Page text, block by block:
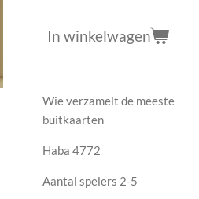
In winkelwagen
Wie verzamelt de meeste
buitkaarten
Haba 4772
Aantal spelers 2-5